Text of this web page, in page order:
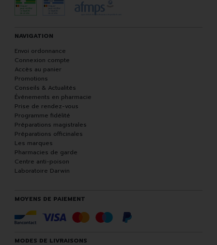
NAVIGATION
Envoi ordonnance
Connexion compte
Accès au panier
Promotions
Conseils & Actualités
Événements en pharmacie
Prise de rendez-vous
Programme fidélité
Préparations magistrales
Préparations officinales
Les marques
Pharmacies de garde
Centre anti-poison
Laboratoire Darwin
MOYENS DE PAIEMENT
MODES DE LIVRAISONS